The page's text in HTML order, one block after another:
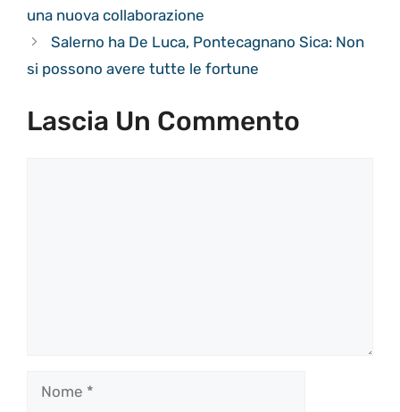
una nuova collaborazione
Salerno ha De Luca, Pontecagnano Sica: Non
si possono avere tutte le fortune
Lascia Un Commento